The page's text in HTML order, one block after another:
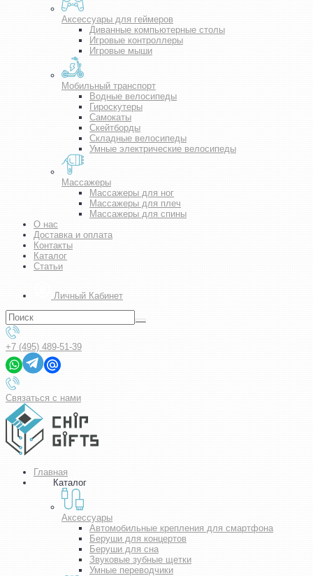
Аксессуары для геймеров
Диванные компьютерные столы
Игровые контроллеры
Игровые мыши
Мобильный транспорт
Водные велосипеды
Гироскутеры
Самокаты
Скейтборды
Складные велосипеды
Умные электрические велосипеды
Массажеры
Массажеры для ног
Массажеры для плеч
Массажеры для спины
О нас
Доставка и оплата
Контакты
Каталог
Статьи
Личный Кабинет
+7 (495) 489-51-39
Связаться с нами
Главная
Каталог
Аксессуары
Автомобильные крепления для смартфона
Беруши для концертов
Беруши для сна
Звуковые зубные щетки
Умные переводчики